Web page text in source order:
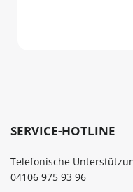
SERVICE-HOTLINE
Telefonische
04106 975 93 96